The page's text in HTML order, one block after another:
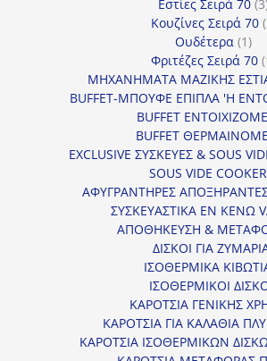
Εστίες Σειρά 70 3
Κουζίνες Σειρά 70
Ουδέτερα 11
Φριτέζες Σειρά 70
ΜΗΧΑΝΗΜΑΤΑ ΜΑΖΙΚΗΣ
BUFFET-ΜΠΟΥΦΕ ΕΠΙΠΛΑ 'Η
BUFFET
BUFFET
EXCLUSIVE ΣΥΣΚΕΥΕΣ & SOUS
SOUS VIDE
ΑΦΥΓΡΑΝΤΗΡΕΣ
ΣΥΣΚΕΥΑΣΤΙΚΑ ΕΝ ΚΕΝΩ
ΑΠΟΘΗΚΕΥΣΗ &
ΔΙΣΚΟΙ ΓΙΑ
ΙΣΟΘΕΡΜΙΚΑ
ΙΣΟΘΕΡΜΙΚΟΙ
ΚΑΡΟΤΣΙΑ ΓΕΝΙΚΗΣ
ΚΑΡΟΤΣΙΑ ΓΙΑ ΚΑΛΑΘΙΑ
ΚΑΡΟΤΣΙΑ ΙΣΟΘΕΡΜΙΚΩΝ